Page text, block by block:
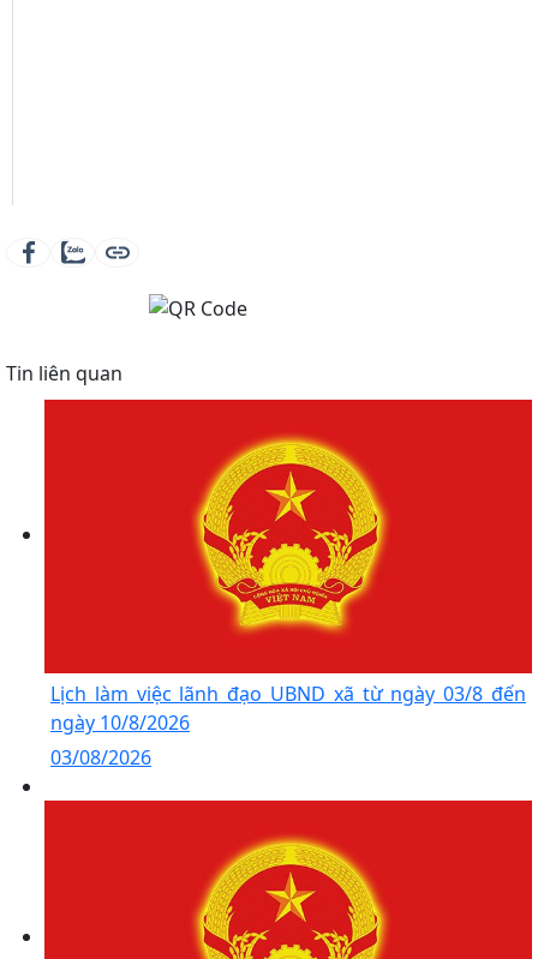
Tin liên quan
Lịch làm việc lãnh đạo UBND xã từ ngày 03/8 đến
ngày 10/8/2026
03/08/2026